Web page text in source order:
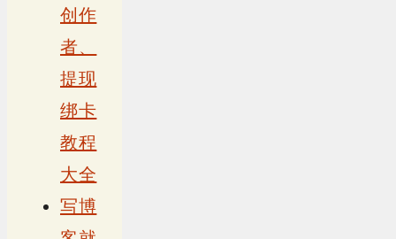
创作
者、
提现
绑卡
教程
大全
写博